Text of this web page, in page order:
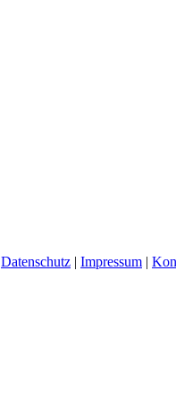
Datenschutz | Impressum |